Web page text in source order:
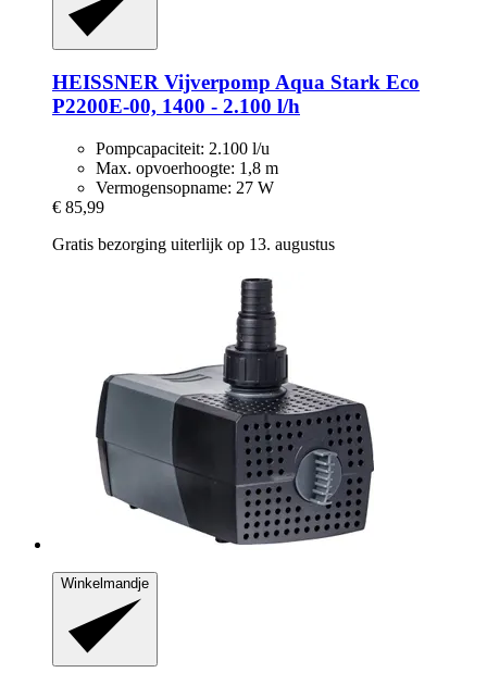
HEISSNER Vijverpomp Aqua Stark Eco
P2200E-​00, 1400 -​ 2.100 l/h
Pompcapaciteit: 2.100 l/u
Max. opvoerhoogte: 1,8 m
Vermogensopname: 27 W
€ 85,99
Gratis bezorging uiterlijk op 13. augustus
Winkelmandje